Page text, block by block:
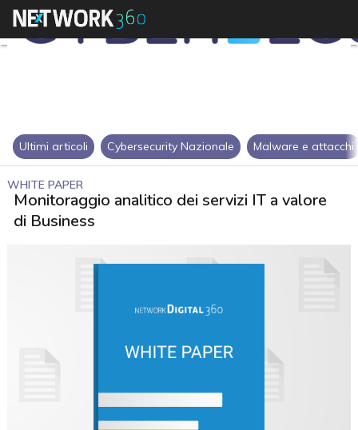
Ultimi articoli Cybersecurity Nazionale Malware e attacchi
WHITE PAPER
Monitoraggio analitico dei servizi IT a valore
di Business